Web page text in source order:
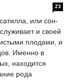
23
или сон-
и своей
плодами, и
Именно в
находится
рода